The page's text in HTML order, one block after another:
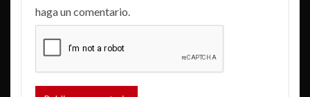
haga un comentario.